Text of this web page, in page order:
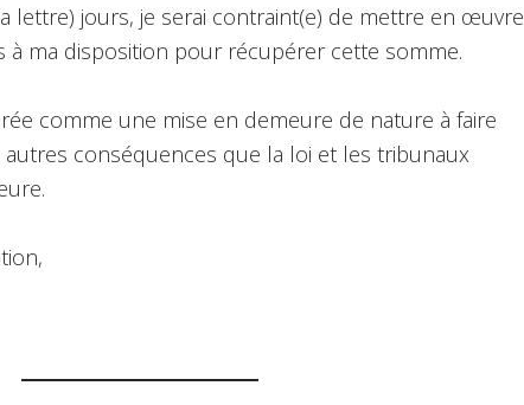
lettre) jours, je serai contraint(e) de mettre en œuvre
à ma disposition pour récupérer cette somme.
comme une mise en demeure de nature à faire
conséquences que la loi et les tribunaux